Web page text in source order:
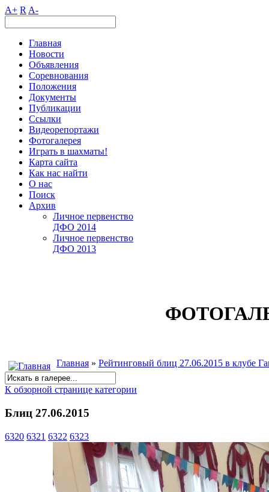
A+ R A-
Главная
Новости
Объявления
Соревнования
Положения
Документы
Публикации
Ссылки
Видеорепортажи
Фотогалерея
Играть в шахматы!
Карта сайта
Как нас найти
О нас
Поиск
Архив
Личное первенство
ДФО 2014
Личное первенство
ДФО 2013
Главная » Рейтинговый блиц 27.06.2015 в клубе
К обзорной странице категории
Блиц 27.06.2015
6320 6321 6322 6323